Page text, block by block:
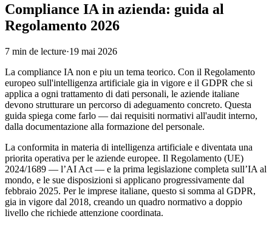
Compliance IA in azienda: guida al
Regolamento 2026
7 min de lecture·19 mai 2026
La compliance IA non e piu un tema teorico. Con il Regolamento
europeo sull'intelligenza artificiale gia in vigore e il GDPR che si
applica a ogni trattamento di dati personali, le aziende italiane
devono strutturare un percorso di adeguamento concreto. Questa
guida spiega come farlo — dai requisiti normativi all'audit interno,
dalla documentazione alla formazione del personale.
La conformita in materia di intelligenza artificiale e diventata una
priorita operativa per le aziende europee. Il Regolamento (UE)
2024/1689 — l’AI Act — e la prima legislazione completa sull’IA al
mondo, e le sue disposizioni si applicano progressivamente dal
febbraio 2025. Per le imprese italiane, questo si somma al GDPR,
gia in vigore dal 2018, creando un quadro normativo a doppio
livello che richiede attenzione coordinata.